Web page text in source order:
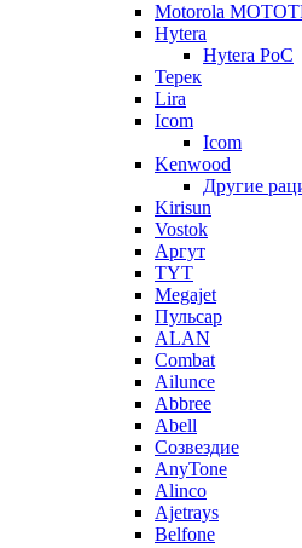
Motorola
Hytera
Hytera PoC
Терек
Lira
Icom
Icom
Kenwood
Другие
Kirisun
Vostok
Аргут
TYT
Megajet
Пульсар
ALAN
Combat
Ailunce
Abbree
Abell
Созвездие
AnyTone
Alinco
Ajetrays
Belfone